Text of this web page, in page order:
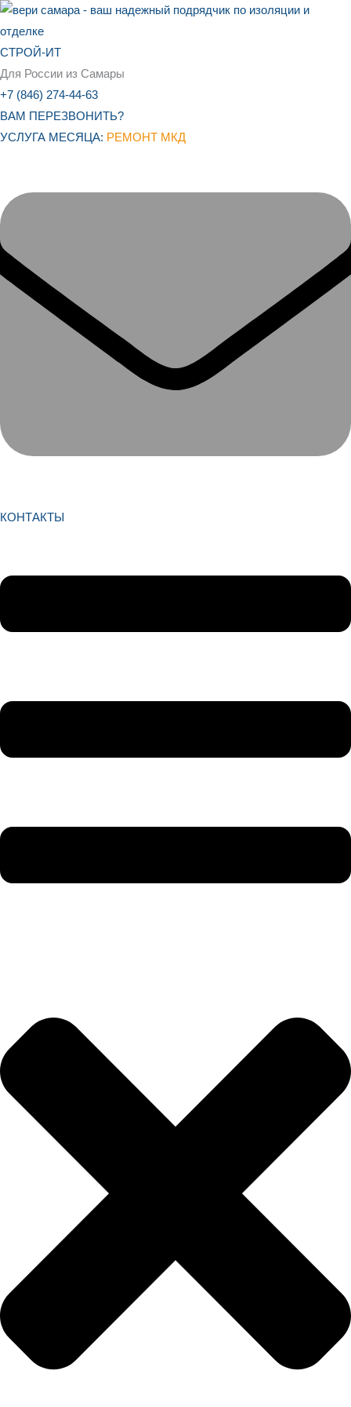
Перейти
к
содержимому
СТРОЙ-ИТ
Для России из Самары
+7 (846) 274-44-63
ВАМ ПЕРЕЗВОНИТЬ?
УСЛУГА МЕСЯЦА: РЕМОНТ МКД
КОНТАКТЫ